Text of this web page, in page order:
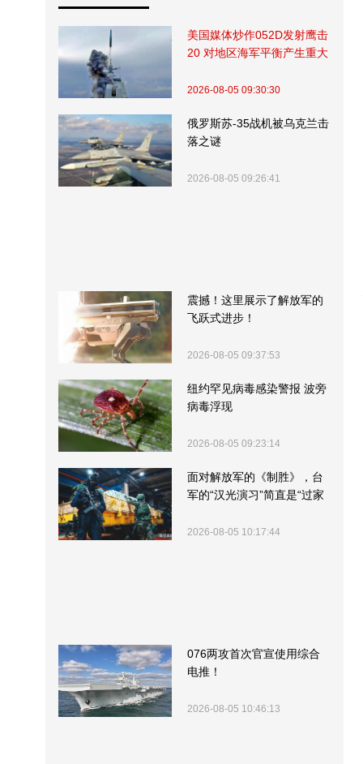
美国媒体炒作052D发射鹰击
20 对地区海军平衡产生重大
2026-08-05 09:30:30
俄罗斯苏-35战机被乌克兰击
落之谜
2026-08-05 09:26:41
震撼！这里展示了解放军的
飞跃式进步！
2026-08-05 09:37:53
纽约罕见病毒感染警报 波旁
病毒浮现
2026-08-05 09:23:14
面对解放军的《制胜》，台
军的“汉光演习”简直是“过家
2026-08-05 10:17:44
076两攻首次官宣使用综合
电推！
2026-08-05 10:46:13